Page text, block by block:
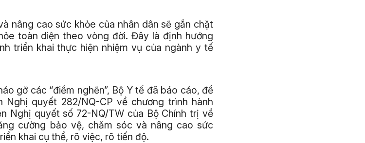
nâng cao sức khỏe của nhân dân sẽ gắn chặt
toàn diện theo vòng đời. Đây là định hướng
triển khai thực hiện nhiệm vụ của ngành y tế
gỡ các “điểm nghẽn”, Bộ Y tế đã báo cáo, đề
Nghị quyết 282/NQ-CP về chương trình hành
Nghị quyết số 72-NQ/TW của Bộ Chính trị về
cường bảo vệ, chăm sóc và nâng cao sức
khai cụ thể, rõ việc, rõ tiến độ.